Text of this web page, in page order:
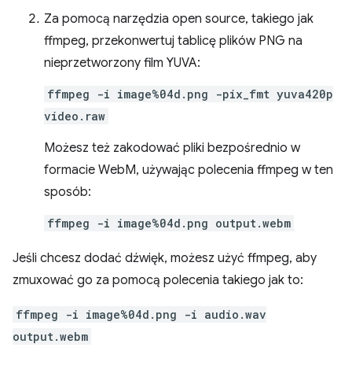
Za pomocą narzędzia open source, takiego jak
ffmpeg, przekonwertuj tablicę plików PNG na
nieprzetworzony film YUVA:
ffmpeg -i image%04d.png -pix_fmt yuva420p
video.raw
Możesz też zakodować pliki bezpośrednio w
formacie WebM, używając polecenia ffmpeg w ten
sposób:
ffmpeg -i image%04d.png output.webm
Jeśli chcesz dodać dźwięk, możesz użyć ffmpeg, aby
zmuxować go za pomocą polecenia takiego jak to:
ffmpeg -i image%04d.png -i audio.wav
output.webm